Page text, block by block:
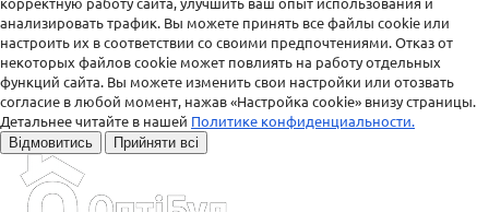
анализировать трафик. Вы можете принять все файлы cookie или
настроить их в соответствии со своими предпочтениями. Отказ от
некоторых файлов cookie может повлиять на работу отдельных
функций сайта. Вы можете изменить свои настройки или отозвать
согласие в любой момент, нажав «Настройка cookie» внизу страницы.
Детальнее читайте в нашей Политике конфиденциальности.
Відмовитись Прийняти всі